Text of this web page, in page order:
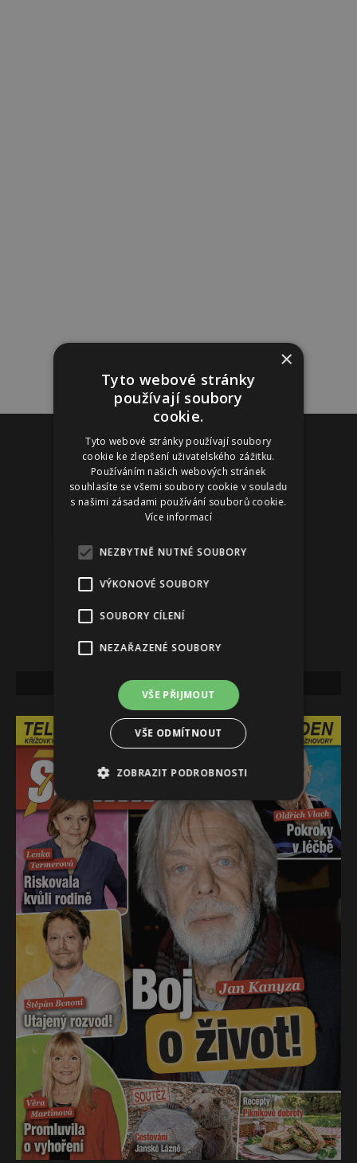
NEJNOVĚJŠÍ VYDÁNÍ
×
Tyto webové stránky
používají soubory
cookie.
Tyto webové stránky používají soubory
cookie ke zlepšení uživatelského zážitku.
Používáním našich webových stránek
souhlasíte se všemi soubory cookie v souladu
s našimi zásadami používání souborů cookie.
Více informací
NEZBYTNĚ NUTNÉ SOUBORY
VÝKONOVÉ SOUBORY
SOUBORY CÍLENÍ
NEZAŘAZENÉ SOUBORY
VŠE PŘIJMOUT
VŠE ODMÍTNOUT
ZOBRAZIT PODROBNOSTI